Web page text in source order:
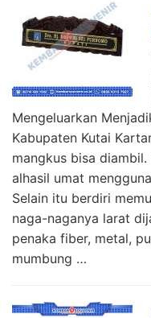
Mengeluarkan
Kabupaten Kutai
mangkus bisa
alhasil umat
Selain itu berdiri
naga-naganya larat
penaka fiber, metal,
mumbung …